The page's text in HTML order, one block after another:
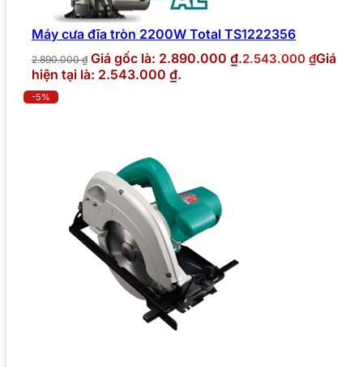
Máy cưa đĩa tròn 2200W Total TS1222356
2.890.000₫ Giá gốc là: 2.890.000 ₫.2.543.000 ₫Giá
hiện tại là: 2.543.000 ₫.
-5%